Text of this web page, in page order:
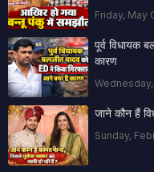
Friday, May
पूर्व विधायक
कारण
जाने कौन हैं
Sunday,